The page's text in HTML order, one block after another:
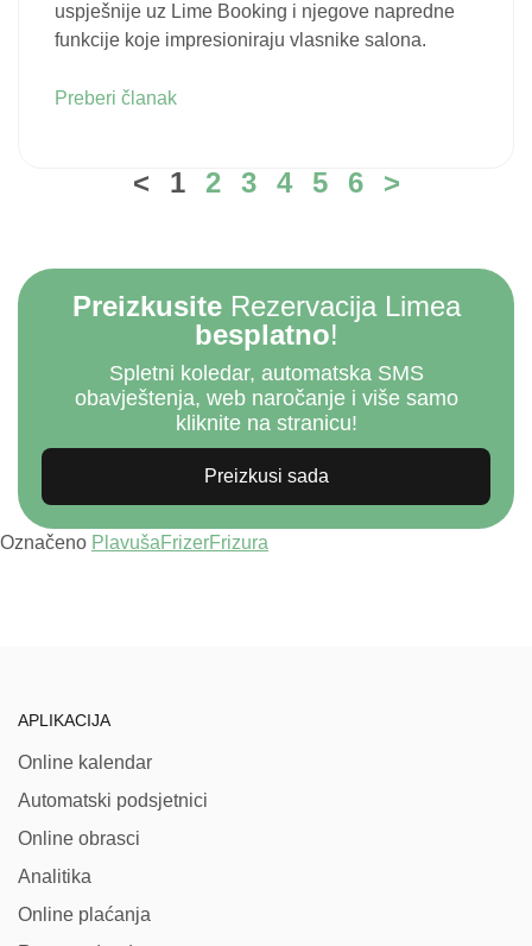
uspješnije uz Lime Booking i njegove napredne
funkcije koje impresioniraju vlasnike salona.
Preberi članak
< 1 2 3 4 5 6 >
PreizkusiteRezervacija Limea
besplatno!
Spletni koledar, automatska SMS
obavještenja, web naročanje i više samo
kliknite na stranicu!
Preizkusi sada
Označeno PlavušaFrizerFrizura
APLIKACIJA
Online kalendar
Automatski podsjetnici
Online obrasci
Analitika
Online plaćanja